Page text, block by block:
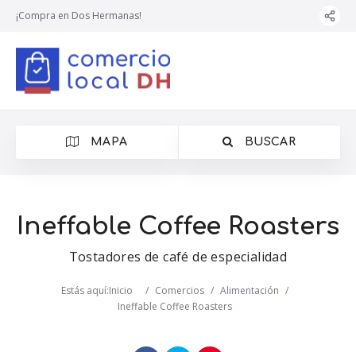
¡Compra en Dos Hermanas!
MAPA BUSCAR
Ineffable Coffee Roasters
Tostadores de café de especialidad
Estás aquí:Inicio / Comercios / Alimentación /
Ineffable Coffee Roasters